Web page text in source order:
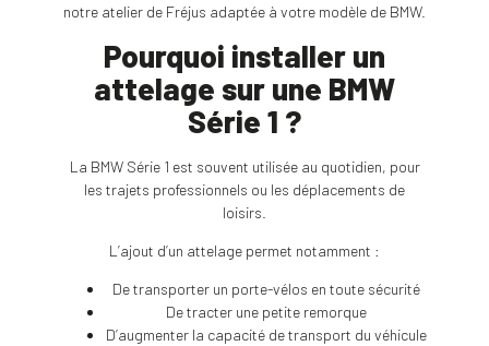
notre atelier de Fréjus adaptée à votre modèle de BMW.
Pourquoi installer un
attelage sur une BMW
Série 1 ?
La BMW Série 1 est souvent utilisée au quotidien, pour
les trajets professionnels ou les déplacements de
loisirs.
L’ajout d’un attelage permet notamment :
De transporter un porte-vélos en toute sécurité
De tracter une petite remorque
D’augmenter la capacité de transport du véhicule